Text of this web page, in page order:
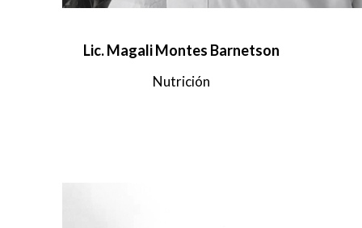
Lic. Magali Montes Barnetson
Nutrición